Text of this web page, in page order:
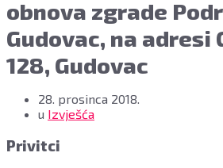
obnova zgrade
Gudovac, na adresi
128, Gudovac
28. prosinca 2018.
u Izvješća
Privitci